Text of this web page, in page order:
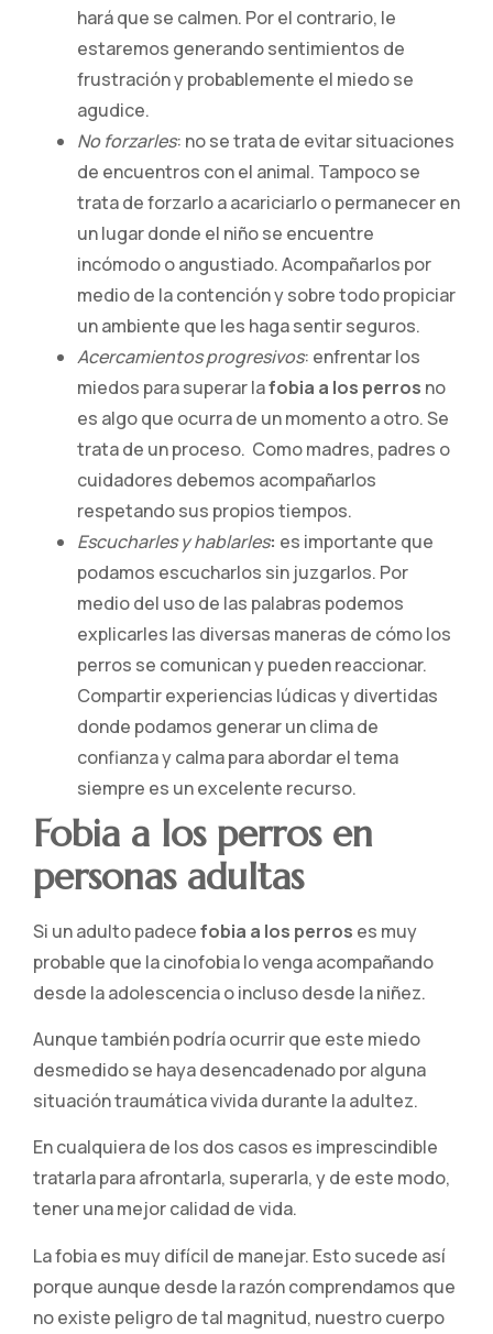
hará que se calmen. Por el contrario, le
estaremos generando sentimientos de
frustración y probablemente el miedo se
agudice.
No forzarles: no se trata de evitar situaciones
de encuentros con el animal. Tampoco se
trata de forzarlo a acariciarlo o permanecer en
un lugar donde el niño se encuentre
incómodo o angustiado. Acompañarlos por
medio de la contención y sobre todo propiciar
un ambiente que les haga sentir seguros.
Acercamientos progresivos: enfrentar los
miedos para superar lafobia a los perros no
es algo que ocurra de un momento a otro. Se
trata de un proceso. Como madres, padres o
cuidadores debemos acompañarlos
respetando sus propios tiempos.
Escucharles y hablarles: es importante que
podamos escucharlos sin juzgarlos. Por
medio del uso de las palabras podemos
explicarles las diversas maneras de cómo los
perros se comunican y pueden reaccionar.
Compartir experiencias lúdicas y divertidas
donde podamos generar un clima de
confianza y calma para abordar el tema
siempre es un excelente recurso.
Fobia a los perros en
personas adultas
Si un adulto padecefobia a los perros es muy
probable que la cinofobia lo venga acompañando
desde la adolescencia o incluso desde la niñez.
Aunque también podría ocurrir que este miedo
desmedido se haya desencadenado por alguna
situación traumática vivida durante la adultez.
En cualquiera de los dos casos es imprescindible
tratarla para afrontarla, superarla, y de este modo,
tener una mejor calidad de vida.
La fobia es muy difícil de manejar. Esto sucede así
porque aunque desde la razón comprendamos que
no existe peligro de tal magnitud, nuestro cuerpo